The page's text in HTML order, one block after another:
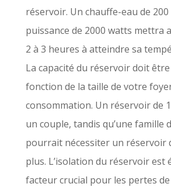
réservoir. Un chauffe-eau de
puissance de 2000 watts mettra
2 à 3 heures à atteindre sa
La capacité du réservoir doit
fonction de la taille de votre
consommation. Un réservoir de
un couple, tandis qu’une famille
pourrait nécessiter un réservoir
plus. L’isolation du réservoir est
facteur crucial pour les pertes